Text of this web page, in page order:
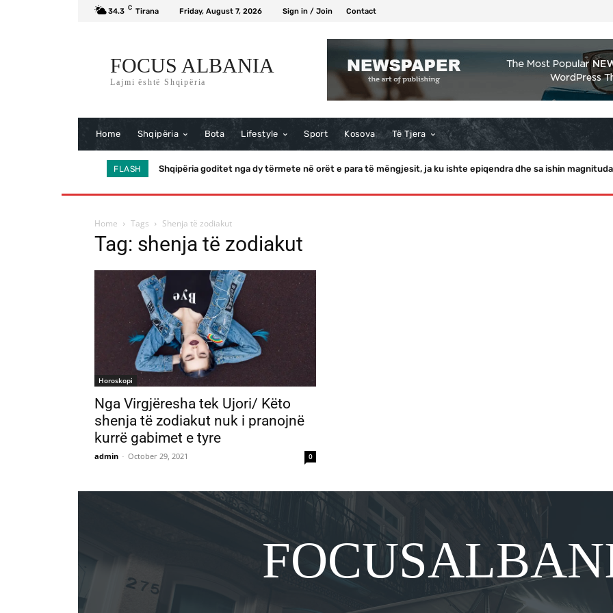
34.3 C Tirana Friday, August 7, 2026 Sign in / Join Contact
FOCUS ALBANIA
Lajmi është Shqipëria
Home Shqipëria Bota Lifestyle Sport Kosova Të Tjera
FLASH Shqipëria goditet nga dy tërmete në orët e para të mëngjesit, ja ku ishte epiqendra dhe sa ishin
Home Tags Shenja të zodiakut
Tag: shenja të zodiakut
Horoskopi
Nga Virgjëresha tek Ujori/ Këto
shenja të zodiakut nuk i pranojnë
kurrë gabimet e tyre
admin - October 29, 2021 0